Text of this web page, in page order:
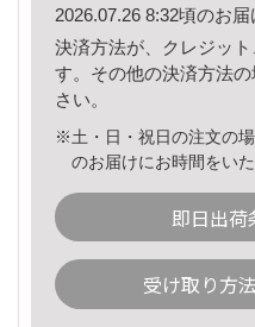
2026.07.26 8:32頃のお届
決済方法が、クレジッ
す。その他の決済方法の
さい。
※土・日・祝日の注文の
のお届けにお時間をい
即日出荷
受け取り方